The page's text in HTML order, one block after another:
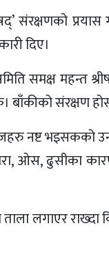
संरक्षणको
दिए।
समक्ष महन्त
बाँकीको संरक्षण
नष्ट भइसकको
ओस, ढुसीका
लगाएर राख्दा